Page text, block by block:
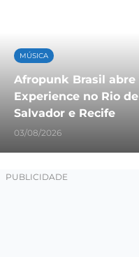
MÚSICA
Afropunk Brasil abre
Experience no Rio
Salvador e Recife
03/08/2026